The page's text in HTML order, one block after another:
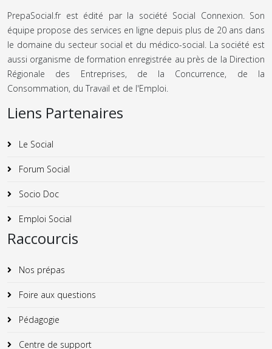
PrepaSocial.fr est édité par la société Social Connexion. Son
équipe propose des services en ligne depuis plus de 20 ans dans
le domaine du secteur social et du médico-social. La société est
aussi organisme de formation enregistrée au près de la Direction
Régionale des Entreprises, de la Concurrence, de la
Consommation, du Travail et de l'Emploi.
Liens Partenaires
Le Social
Forum Social
Socio Doc
Emploi Social
Raccourcis
Nos prépas
Foire aux questions
Pédagogie
Centre de support